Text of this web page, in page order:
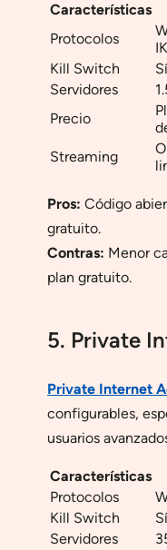
Características
Protocolos
Kill Switch
Servidores
Precio
Streaming
Pros: Código
gratuito.
Contras: Menor
plan gratuito.
5. Private
Private Internet
configurables,
usuarios
Características
Protocolos
Kill Switch
Servidores